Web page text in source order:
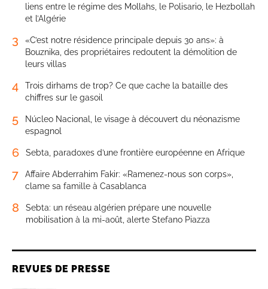
liens entre le régime des Mollahs, le Polisario, le Hezbollah
et l’Algérie
3
«C’est notre résidence principale depuis 30 ans»: à
Bouznika, des propriétaires redoutent la démolition de
leurs villas
4
Trois dirhams de trop? Ce que cache la bataille des
chiffres sur le gasoil
5
Núcleo Nacional, le visage à découvert du néonazisme
espagnol
6 Sebta, paradoxes d’une frontière européenne en Afrique
7
Affaire Abderrahim Fakir: «Ramenez-nous son corps»,
clame sa famille à Casablanca
8
Sebta: un réseau algérien prépare une nouvelle
mobilisation à la mi-août, alerte Stefano Piazza
REVUES DE PRESSE